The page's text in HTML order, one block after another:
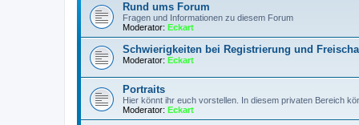
Rund ums Forum
Fragen und Informationen zu diesem Forum
Moderator: Eckart
Schwierigkeiten bei Registrierung und
Moderator: Eckart
Portraits
Hier könnt ihr euch vorstellen. In diesem privaten Bereich
Moderator: Eckart